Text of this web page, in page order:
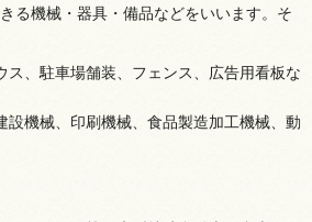
る機械・器具・備品などをいいます。そ
ス、駐車場舗装、フェンス、広告用看板な
設機械、印刷機械、食品製造加工機械、動